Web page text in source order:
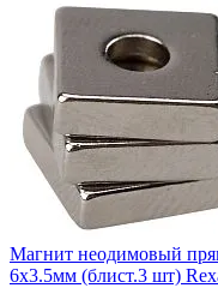
Магнит неодимовый
6х3.5мм (блист.3 шт)